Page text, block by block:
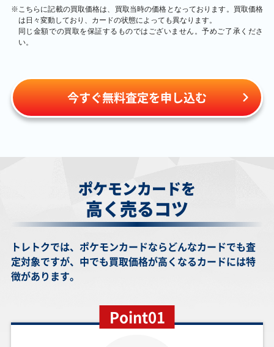
￥48,000
ピカチュウex SV8
132/106 SAR
￥44,000
サーナイト＆ニン
￥43,000
リーリエのピッピ
ニャース BW2
￥41,000
ゲンシグラードン
EX XY7 094/081
UR
￥41,000
シロナ SM5M
￥39,000
ゼクロムex SV11B
￥38,000
ロケット団のミュ
ウツーex SV10
125/098 SAR
のお姉さん XY2
086/080 SR
メガルカリオex
M1L 092/063 MUR
メガゲンガーex
M2a 240/193 SAR
シャワーズ LV.42
旧2 No.134 R
メガダークライex
M5 118/081 MUR
M1S 092/063 MUR
S5a 078/070 SR
取に繋がる事は共通です。
スリーブに入ったデッキの状態で梱包されてい
た、プレイ用ながら大切に扱われていたであろう
と窺えるカードも多く、丁寧に査定させていただ
れば買取価格が千円
ド！
特にピカチュウの方
もあり、状態の良い
※こちらに記載の買取価格は、買取当時の価格となっております。買取価格
は日々変動しており、カードの状態によっても異なります。
同じ金額での買取を保証するものではございません。予めご了承くださ
い。
今すぐ無料査定を申し込む
ポケモンカードを
高く売るコツ
トレトクでは、ポケモンカードならどんなカードでも査
定対象ですが、中でも買取価格が高くなるカードには特
徴があります。
Point01